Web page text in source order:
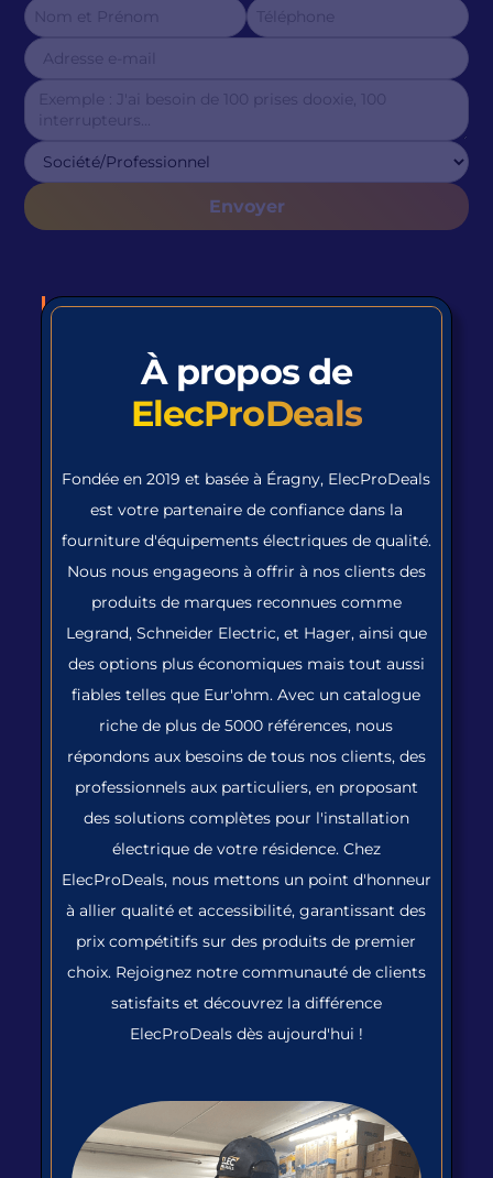
À propos de
ElecProDeals
Fondée en 2019 et basée à Éragny, ElecProDeals
est votre partenaire de confiance dans la
fourniture d'équipements électriques de qualité.
Nous nous engageons à offrir à nos clients des
produits de marques reconnues comme
Legrand, Schneider Electric, et Hager, ainsi que
des options plus économiques mais tout aussi
fiables telles que Eur'ohm. Avec un catalogue
riche de plus de 5000 références, nous
répondons aux besoins de tous nos clients, des
professionnels aux particuliers, en proposant
des solutions complètes pour l'installation
électrique de votre résidence. Chez
ElecProDeals, nous mettons un point d'honneur
à allier qualité et accessibilité, garantissant des
prix compétitifs sur des produits de premier
choix. Rejoignez notre communauté de clients
satisfaits et découvrez la différence
ElecProDeals dès aujourd'hui !